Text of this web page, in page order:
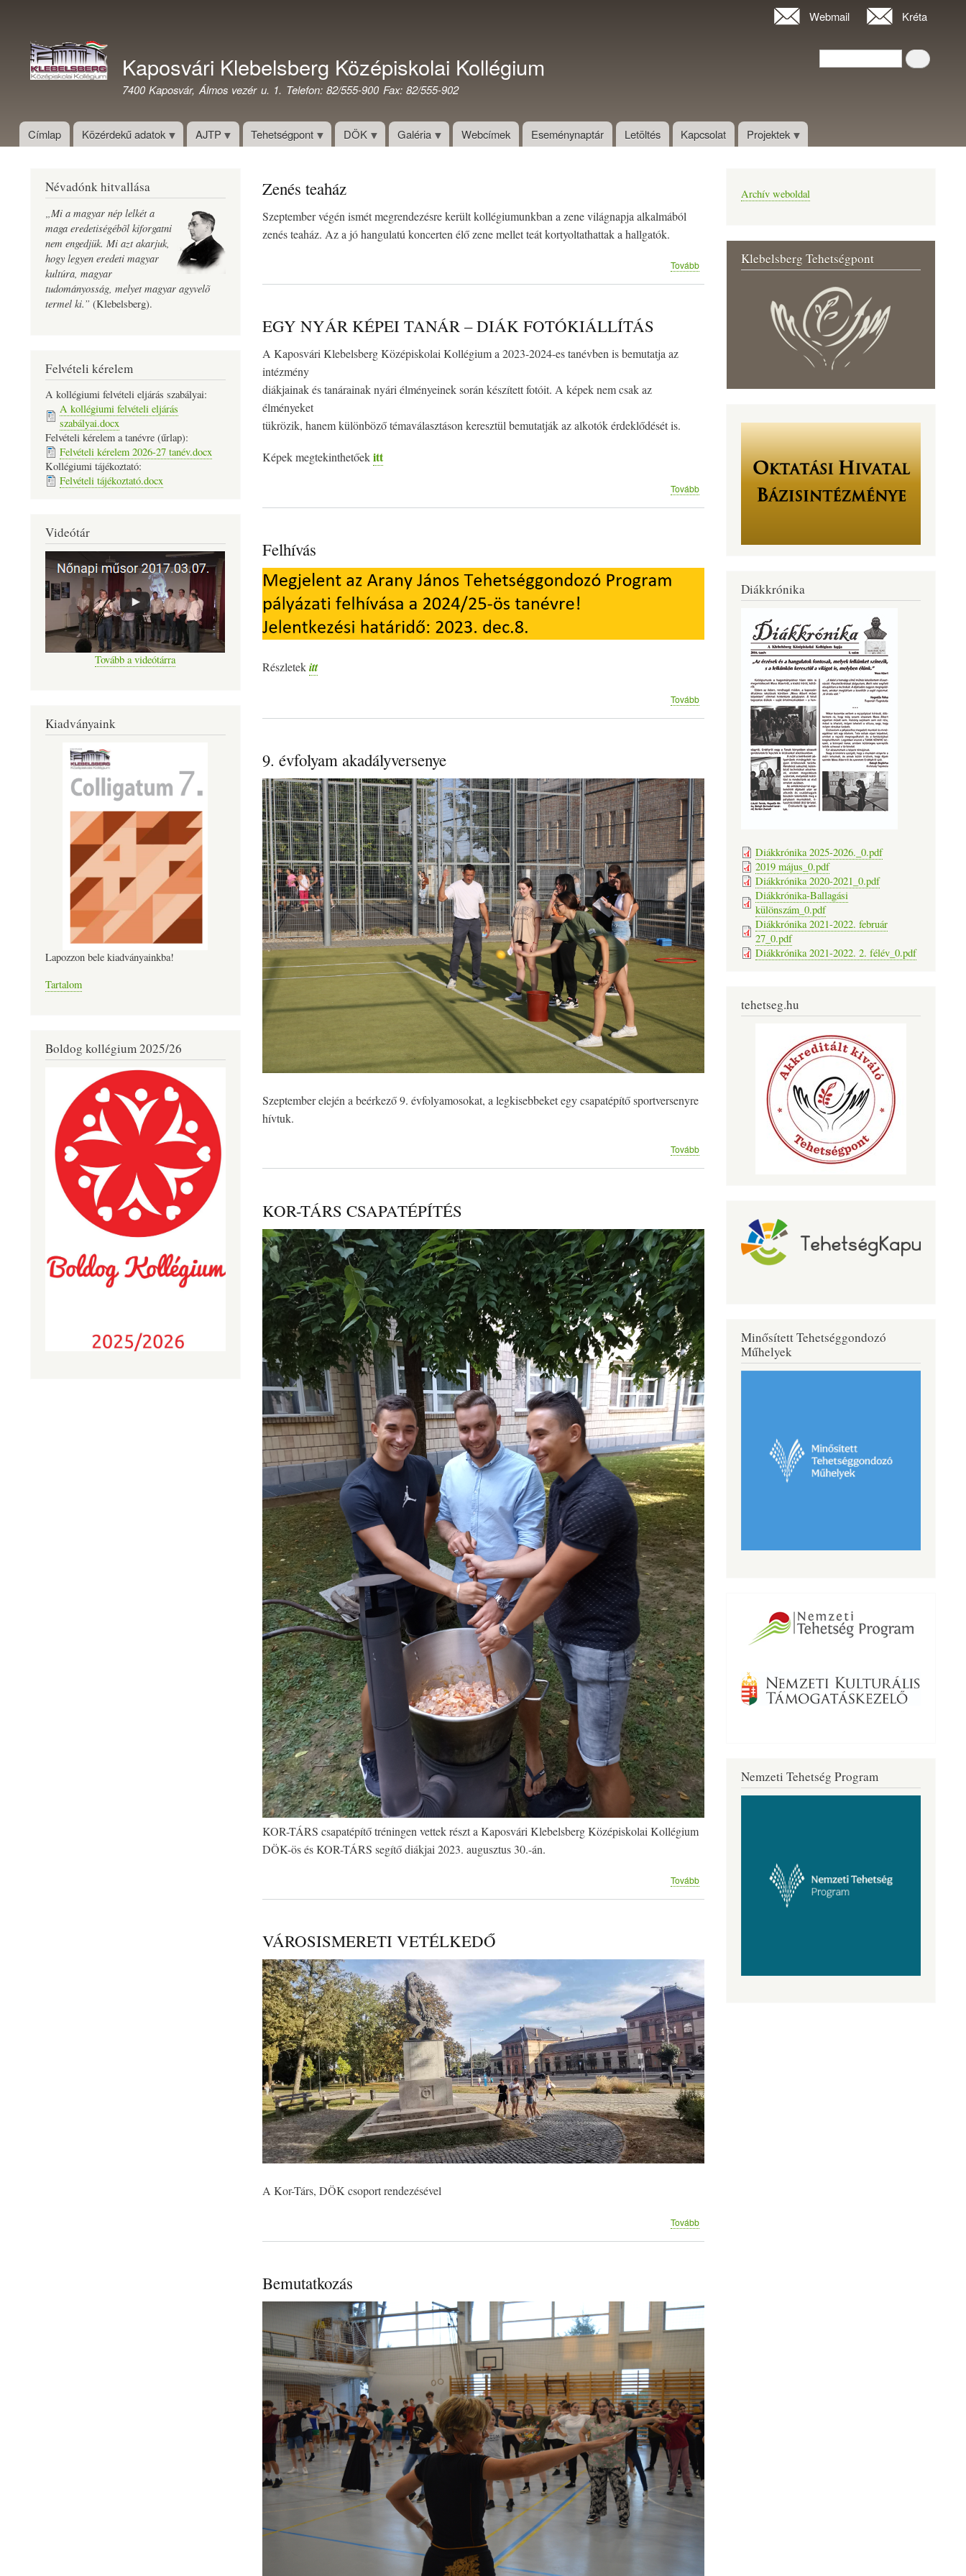
fiók
menüje
Webmail Kréta
Keresés
Kaposvári Klebelsberg Középiskolai Kollégium
7400 Kaposvár, Álmos vezér u. 1. Telefon: 82/555-900 Fax: 82/555-902
Címlap Közérdekű adatok AJTP Tehetségpont DÖK Galéria Webcímek Eseménynaptár Letöltés Kapcsolat Projektek
Zenés teaház
Szeptember végén ismét megrendezésre került kollégiumunkban a zene világnapja alkalmából
zenés teaház. Az a jó hangulatú koncerten élő zene mellet teát kortyoltathattak a hallgatók.
Tovább
EGY NYÁR KÉPEI TANÁR – DIÁK FOTÓKIÁLLÍTÁS
A Kaposvári Klebelsberg Középiskolai Kollégium a 2023-2024-es tanévben is bemutatja az
intézmény
diákjainak és tanárainak nyári élményeinek során készített fotóit. A képek nem csak az
élményeket
tükrözik, hanem különböző témaválasztáson keresztül bemutatják az alkotók érdeklődését is.
Képek megtekinthetőekitt
Tovább
FOTÓKIÁLLÍTÁS)
Felhívás
Részletekitt
Tovább
9. évfolyam akadályversenye
Szeptember elején a beérkező 9. évfolyamosokat, a legkisebbeket egy csapatépítő sportversenyre
hívtuk.
Tovább
KOR-TÁRS CSAPATÉPÍTÉS
KOR-TÁRS csapatépítő tréningen vettek részt a Kaposvári Klebelsberg Középiskolai Kollégium
DÖK-ös és KOR-TÁRS segítő diákjai 2023. augusztus 30.-án.
Tovább
VÁROSISMERETI VETÉLKEDŐ
A Kor-Társ, DÖK csoport rendezésével
Tovább
Bemutatkozás
Névadónk hitvallása
„Mi a magyar nép lelkét a
maga eredetiségébõl kiforgatni
nem engedjük. Mi azt akarjuk,
hogy legyen eredeti magyar
kultúra, magyar
tudományosság, melyet magyar agyvelõ
termel ki.” (Klebelsberg).
Felvételi kérelem
A kollégiumi felvételi eljárás szabályai:
A kollégiumi felvételi eljárás
szabályai.docx
Felvételi kérelem a tanévre (űrlap):
Felvételi kérelem 2026-27 tanév.docx
Kollégiumi tájékoztató:
Felvételi tájékoztató.docx
Videótár
Tovább a videótárra
Kiadványaink
Lapozzon bele kiadványainkba!
Tartalom
Boldog kollégium 2025/26
Archív weboldal
Klebelsberg Tehetségpont
Diákkrónika
Diákkrónika 2025-2026._0.pdf
2019 május_0.pdf
Diákkrónika 2020-2021_0.pdf
Diákkrónika-Ballagási
különszám_0.pdf
Diákkrónika 2021-2022. február
27_0.pdf
Diákkrónika 2021-2022. 2. félév_0.pdf
tehetseg.hu
Minősített Tehetséggondozó
Műhelyek
Nemzeti Tehetség Program